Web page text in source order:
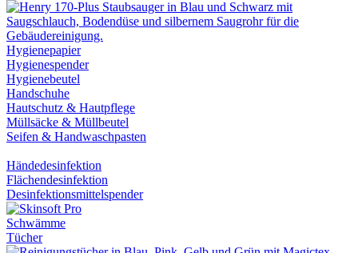
Hygienepapier
Hygienespender
Hygienebeutel
Handschuhe
Hautschutz & Hautpflege
Müllsäcke & Müllbeutel
Seifen & Handwaschpasten
Händedesinfektion
Flächendesinfektion
Desinfektionsmittelspender
Schwämme
Tücher